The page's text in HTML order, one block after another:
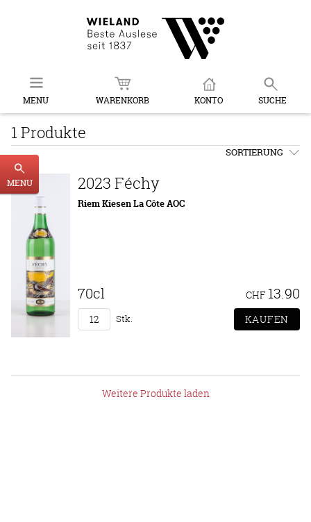
MENU WARENKORB KONTO SUCHE
MENU
1 Produkte
SORTIERUNG
2023 Féchy
Riem Kiesen La Côte AOC
70cl CHF 13.90
Stk.
Weitere Produkte laden